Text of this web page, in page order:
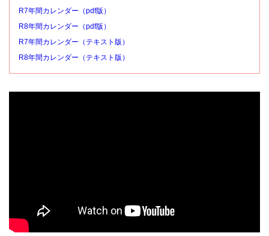
R7年間カレンダー（pdf版）
R8年間カレンダー（pdf版）
R7年間カレンダー（テキスト版）
R8年間カレンダー（テキスト版）